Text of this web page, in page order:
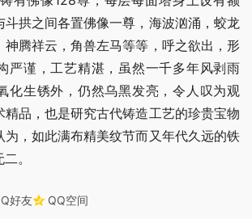
斗拱之间各置佛像一尊，海波汹涌，蛟龙
神腾祥云，角兽左马等等，呼之欲出，形
严谨，工艺精湛，虽然一千多年风剥雨
化生锈外，仍然乌黑发亮，令人叹为观
精品，也是研究古代铸造工艺的珍贵宝物
为，如此满布精美纹节而又年代久远的铁
。
好友 QQ空间